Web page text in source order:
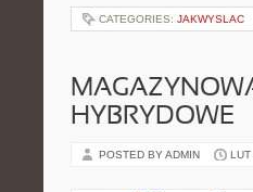
CATEGORIES: JAKWYSLAC
HYBRYDOWE
POSTED BY ADMIN